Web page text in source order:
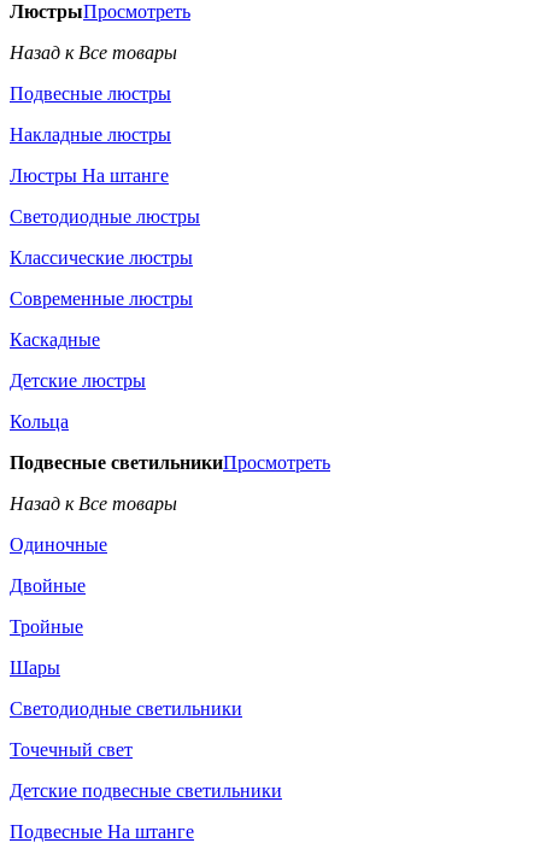
ЛюстрыПросмотреть
Назад к Все товары
Подвесные люстры
Накладные люстры
Люстры На штанге
Светодиодные люстры
Классические люстры
Современные люстры
Каскадные
Детские люстры
Кольца
Подвесные светильникиПросмотреть
Назад к Все товары
Одиночные
Двойные
Тройные
Шары
Светодиодные светильники
Точечный свет
Детские подвесные светильники
Подвесные На штанге